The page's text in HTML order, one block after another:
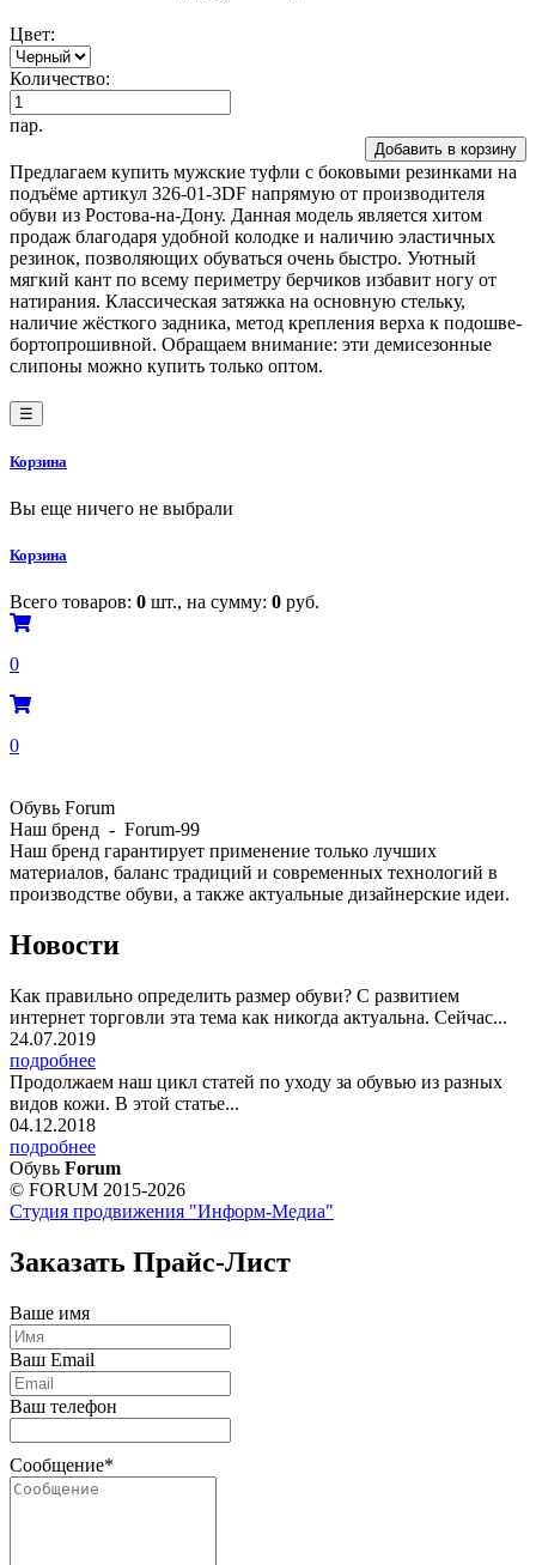
Цвет:
Количество:
пар.
Добавить в корзину
Предлагаем купить мужские туфли с боковыми резинками на
подъёме артикул 326-01-3DF напрямую от производителя
обуви из Ростова-на-Дону. Данная модель является хитом
продаж благодаря удобной колодке и наличию эластичных
резинок, позволяющих обуваться очень быстро. Уютный
мягкий кант по всему периметру берчиков избавит ногу от
натирания. Классическая затяжка на основную стельку,
наличие жёсткого задника, метод крепления верха к подошве-
бортопрошивной. Обращаем внимание: эти демисезонные
слипоны можно купить только оптом.
☰
Корзина
Вы еще ничего не выбрали
Корзина
Всего товаров: 0 шт., на сумму: 0 руб.
0
0
Обувь Forum
Наш бренд - Forum-99
Наш бренд гарантирует применение только лучших
материалов, баланс традиций и современных технологий в
производстве обуви, а также актуальные дизайнерские идеи.
Новости
Как правильно определить размер обуви? С развитием
интернет торговли эта тема как никогда актуальна. Сейчас...
24.07.2019
подробнее
Продолжаем наш цикл статей по уходу за обувью из разных
видов кожи. В этой статье...
04.12.2018
подробнее
Обувь Forum
© FORUM 2015-2026
Студия продвижения "Информ-Медиа"
Заказать Прайс-Лист
Ваше имя
Ваш Email
Ваш телефон
Сообщение*